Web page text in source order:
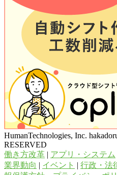
HumanTechnologies, Inc.
RESERVED
働き方改革 | アプリ・システム
業界動向 | イベント | 行政・法